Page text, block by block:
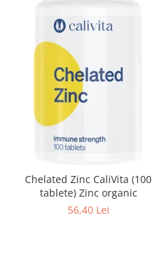
Chelated Zinc CaliVita (100
tablete) Zinc organic
56,40 Lei